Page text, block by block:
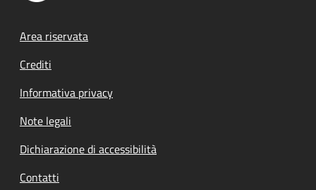
Footer menu
Area riservata
Crediti
Informativa privacy
Note legali
Dichiarazione di accessibilità
Contatti